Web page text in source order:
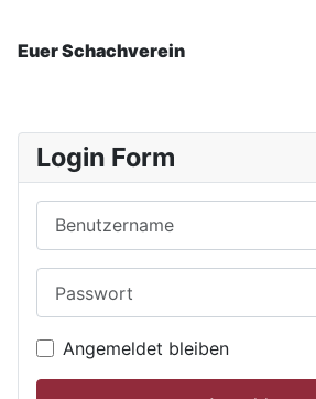
Euer Schachverein
Login Form
Angemeldet bleiben